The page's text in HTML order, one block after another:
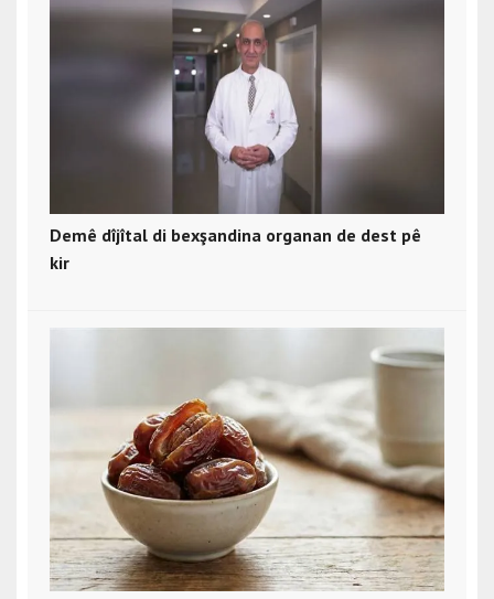
Demê dîjîtal di bexşandina organan de dest pê
kir